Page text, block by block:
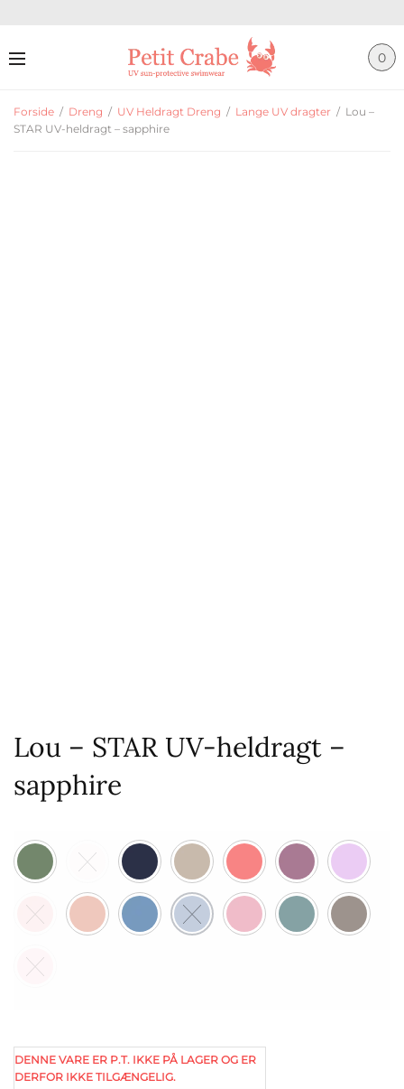
0
Forside / Dreng / UV Heldragt Dreng / Lange UV dragter / Lou –
STAR UV-heldragt – sapphire
Lou – STAR UV-heldragt –
sapphire
DENNE VARE ER P.T. IKKE PÅ LAGER OG ER
DERFOR IKKE TILGÆNGELIG.